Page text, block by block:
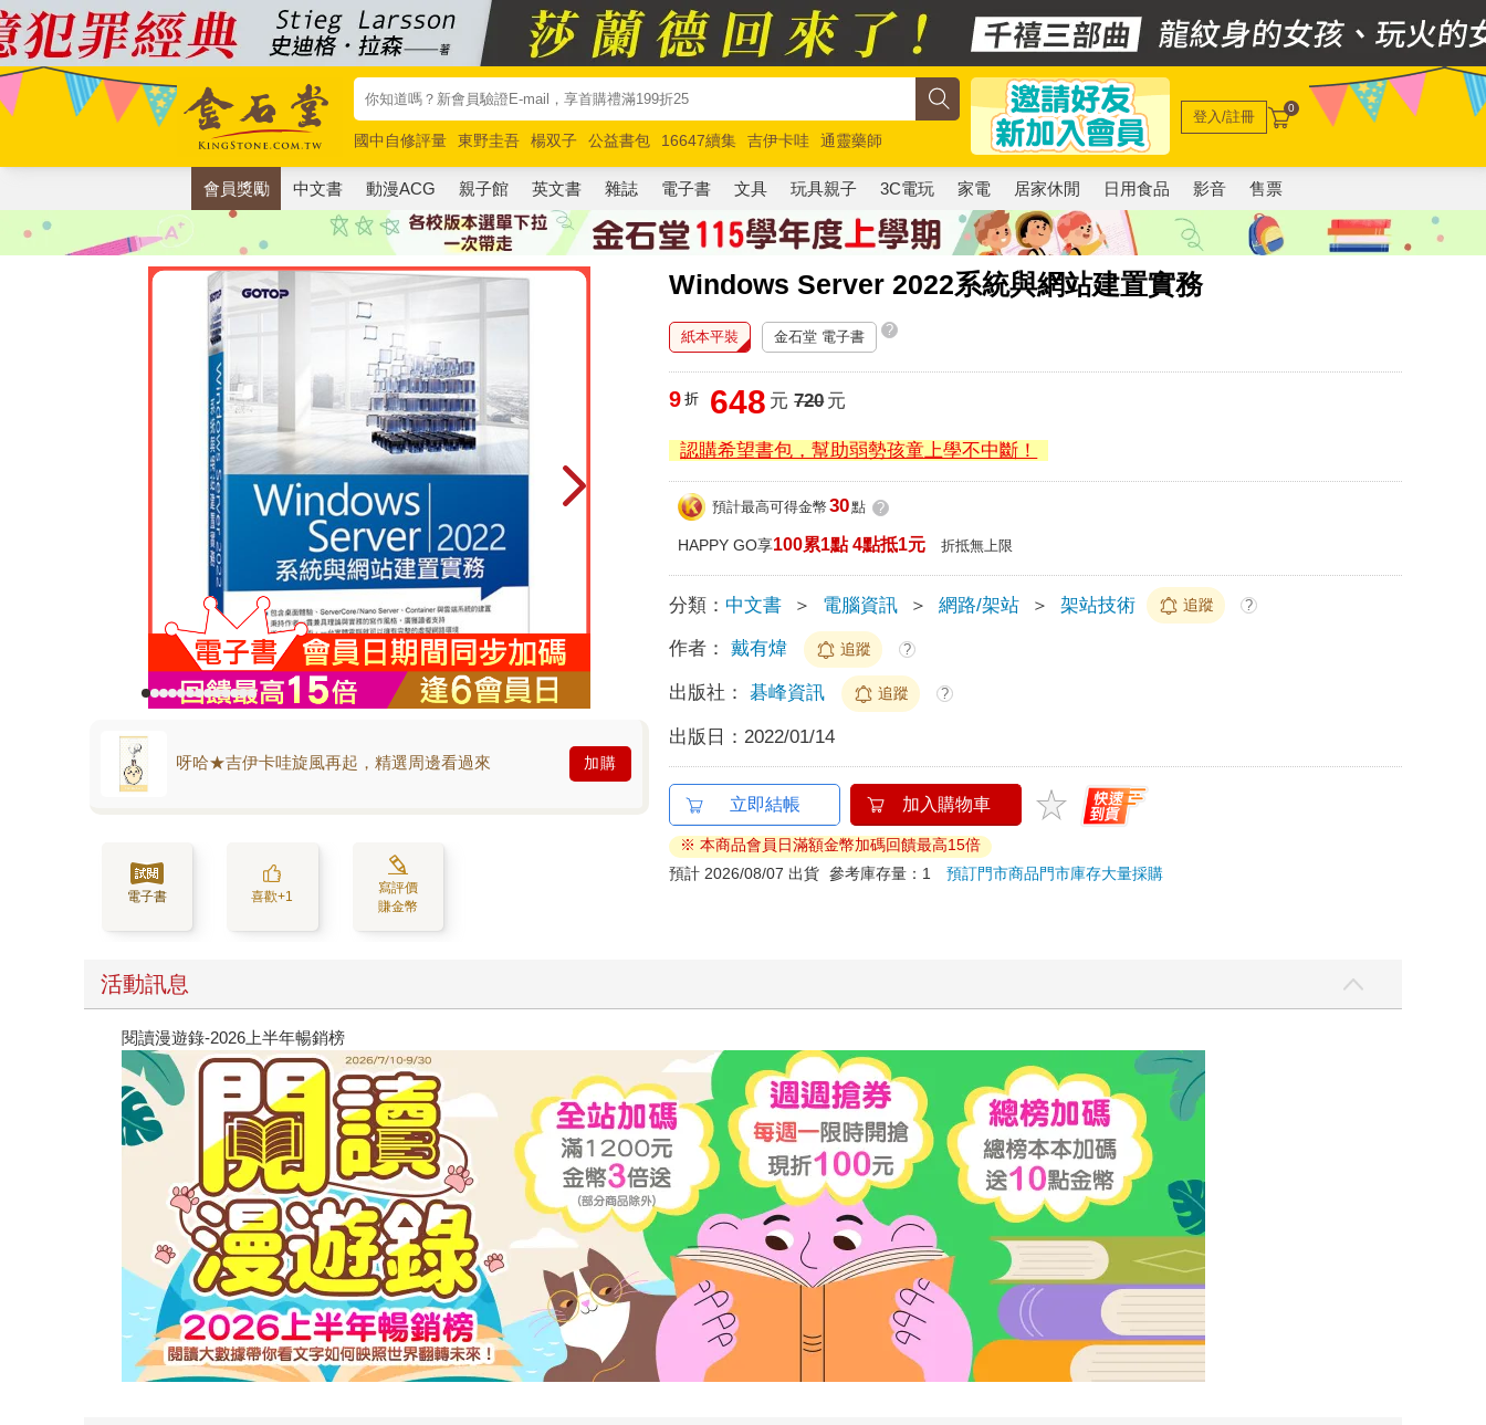
國中自修評量 東野圭吾 楊双子 公益書包 16647續集 吉伊卡哇
通靈藥師
唯紅花綻放
奧德賽 路邊攤新作 馬斯克 玩具總動員5 超慢跑
登入/註冊 0
會員獎勵 中文書 動漫ACG 親子館 英文書 雜誌 電子書 文具 玩具親子 3C電玩 家電 居家休閒 日用食品 影音 售票
Windows Server 2022系統與網站建置實務
呀哈★吉伊卡哇旋風再起，精選周邊看過來 加購
電子書 喜歡+1
寫評價
賺金幣
紙本平裝 金石堂 電子書 ?
9 折 648 元 720元
認購希望書包，幫助弱勢孩童上學不中斷！
預計最高可得金幣 30點 ?
HAPPY GO享100累1點 4點抵1元 折抵無上限
分類： 中文書 ＞ 電腦資訊 ＞ 網路/架站 ＞ 架站技術 追蹤 ?
作者： 戴有煒 追蹤 ?
出版社： 碁峰資訊 追蹤 ?
出版日： 2022/01/14
立即結帳 加入購物車
※ 本商品會員日滿額金幣加碼回饋最高15倍
預計 2026/08/07 出貨 參考庫存量：1預訂門市商品門市庫存大量採購
活動訊息
閱讀漫遊錄-2026上半年暢銷榜